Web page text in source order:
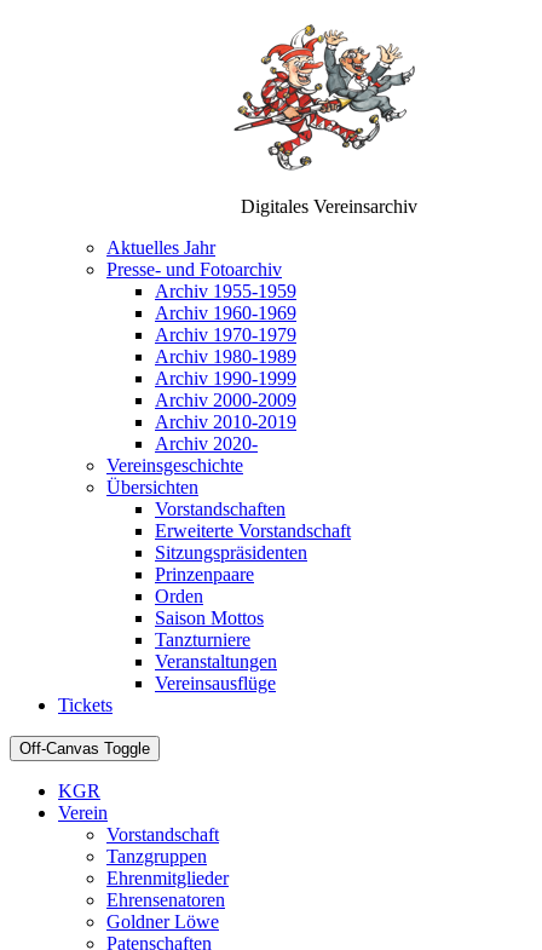
Digitales Vereinsarchiv
Aktuelles Jahr
Presse- und Fotoarchiv
Archiv 1955-1959
Archiv 1960-1969
Archiv 1970-1979
Archiv 1980-1989
Archiv 1990-1999
Archiv 2000-2009
Archiv 2010-2019
Archiv 2020-
Vereinsgeschichte
Übersichten
Vorstandschaften
Erweiterte Vorstandschaft
Sitzungspräsidenten
Prinzenpaare
Orden
Saison Mottos
Tanzturniere
Veranstaltungen
Vereinsausflüge
Tickets
Off-Canvas Toggle
KGR
Verein
Vorstandschaft
Tanzgruppen
Ehrenmitglieder
Ehrensenatoren
Goldner Löwe
Patenschaften